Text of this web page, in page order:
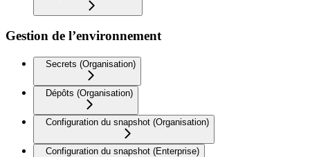
Gestion de l’environnement
Secrets (Organisation)
Dépôts (Organisation)
Configuration du snapshot (Organisation)
Configuration du snapshot (Enterprise)